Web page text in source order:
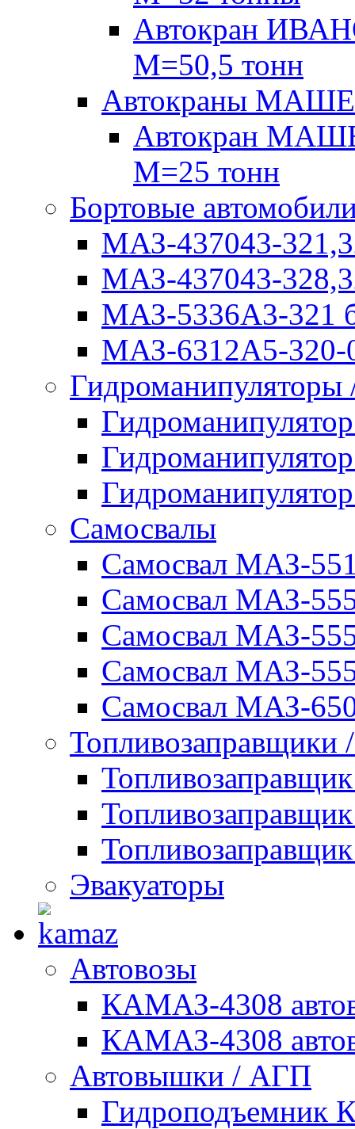
Автокран
М=50,5 тонн
Автокраны
Автокран
М=25 тонн
Бортовые
МАЗ-437043-
МАЗ-437043-
МАЗ-5336А3-321
МАЗ-6312А5-320-
Самосвалы
Самосвал МАЗ-
Самосвал МАЗ-
Самосвал МАЗ-
Самосвал МАЗ-
Самосвал МАЗ-
Топливозаправщики
Эвакуаторы
Автовозы
КАМАЗ-4308
КАМАЗ-4308
Автовышки / АГП
Гидроподъемник